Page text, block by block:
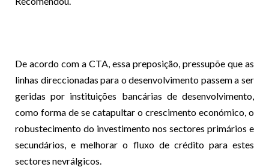
De acordo com a CTA, essa preposição, pressupõe que as
linhas direccionadas para o desenvolvimento passem a ser
geridas por instituições bancárias de desenvolvimento,
como forma de se catapultar o crescimento económico, o
robustecimento do investimento nos sectores primários e
secundários, e melhorar o fluxo de crédito para estes
sectores nevrálgicos.